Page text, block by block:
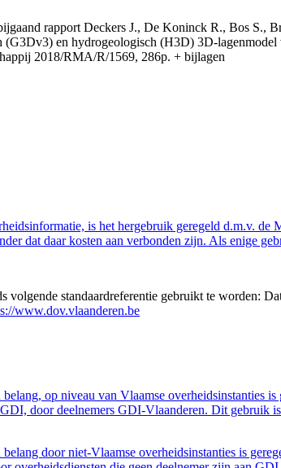
rapport Deckers J., De Koninck R., Bos
en hydrogeologisch (H3D) 3D-
2018/RMA/R/1569, 286p. + bijlagen
is het hergebruik geregeld d.m.v.
dat daar kosten aan verbonden zijn. Als enige
standaardreferentie gebruikt te worden:
www.dov.vlaanderen.be
op niveau van Vlaamse overheidsinstanties
door deelnemers GDI-Vlaanderen. Dit gebruik
door niet-Vlaamse overheidsinstanties is